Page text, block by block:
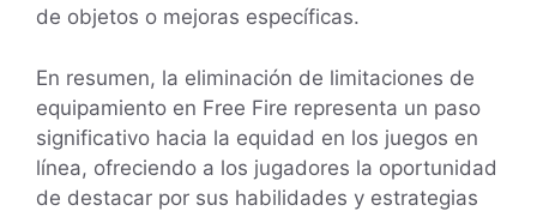
de objetos o mejoras específicas.
En resumen, la eliminación de limitaciones de
equipamiento en Free Fire representa un paso
significativo hacia la equidad en los juegos en
línea, ofreciendo a los jugadores la oportunidad
de destacar por sus habilidades y estrategias